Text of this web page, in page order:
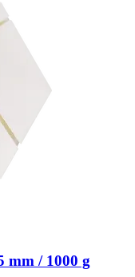
mm / 1000 g